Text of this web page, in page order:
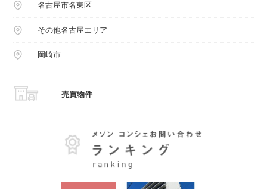
名古屋市名東区
その他名古屋エリア
岡崎市
売買物件